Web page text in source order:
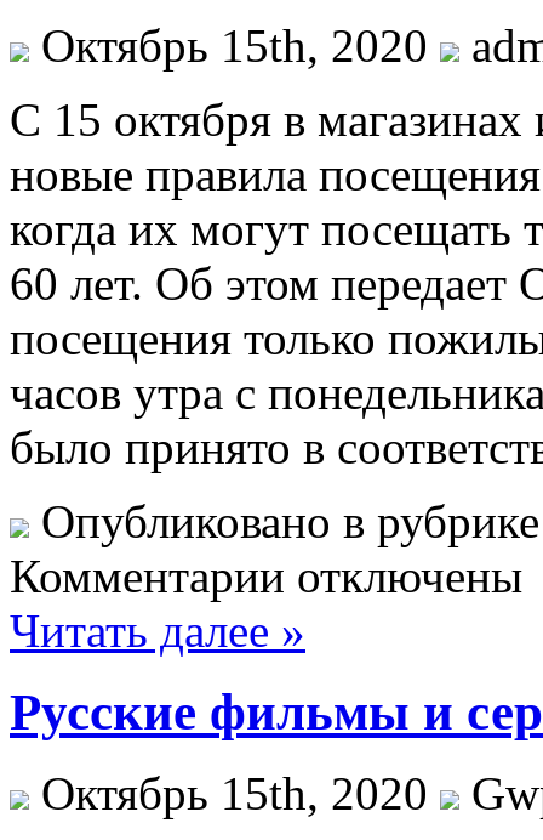
Октябрь 15th, 2020
С 15 oктября в
новые правила
когда их могут
60 лет. Об этом передает
посещения только
часов утра с
было принято в
Опубликовано в
Комментарии отключены
Читать далее »
Русские фильмы и
Октябрь 15th, 2020